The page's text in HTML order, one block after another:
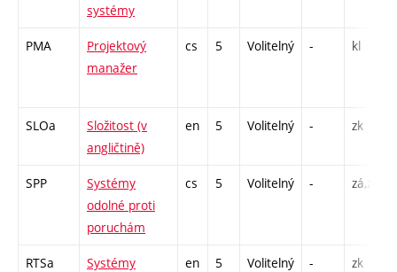
systémy
PMA
Projektový
manažer
cs 5 Volitelný - kl
SLOa
Složitost (v
angličtině)
en 5 Volitelný - zk
SPP
Systémy
odolné proti
poruchám
cs 5 Volitelný - zá,zk
RTSa
Systémy
en 5 Volitelný - zk